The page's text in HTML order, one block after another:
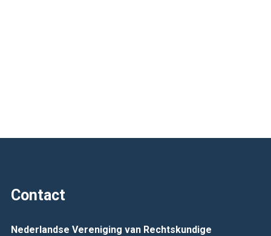
Contact
Nederlandse Vereniging van Rechtskundige